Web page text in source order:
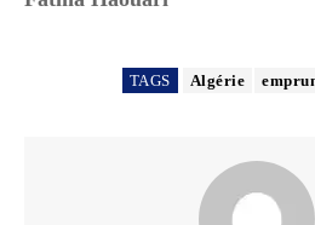
TAGS Algérie